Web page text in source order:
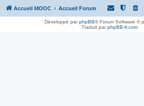
Accueil MOOC Accueil Forum
Développé parphpBB® Forum Software ©
Traduit parphpBB-fr.com